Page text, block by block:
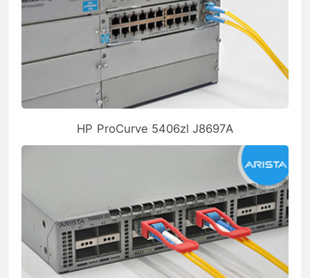
HP ProCurve 5406zl J8697A